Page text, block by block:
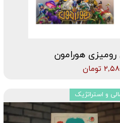
رومیزی هورامون
تومان
و استراتژیک